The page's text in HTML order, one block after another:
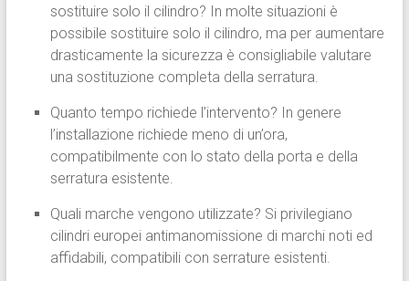
sostituire solo il cilindro? In molte situazioni è
possibile sostituire solo il cilindro, ma per aumentare
drasticamente la sicurezza è consigliabile valutare
una sostituzione completa della serratura.
Quanto tempo richiede l’intervento? In genere
l’installazione richiede meno di un’ora,
compatibilmente con lo stato della porta e della
serratura esistente.
Quali marche vengono utilizzate? Si privilegiano
cilindri europei antimanomissione di marchi noti ed
affidabili, compatibili con serrature esistenti.